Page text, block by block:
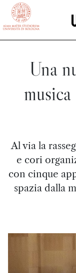
vai al contenuto
Una
Al via la
e cori
con cinque
spazia dalla